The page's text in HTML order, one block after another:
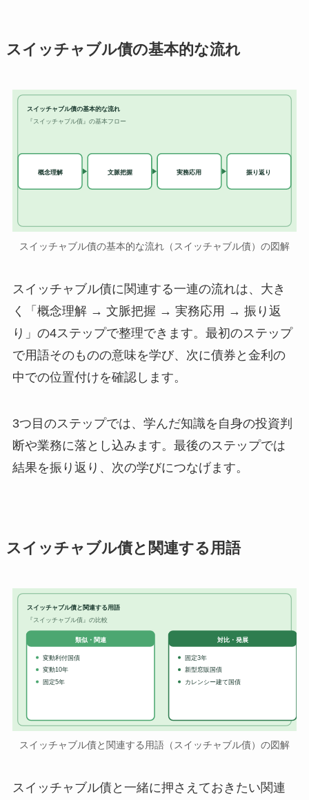
スイッチャブル債の基本的な流れ
スイッチャブル債の基本的な流れ
『スイッチャブル債』の基本フロー
概念理解 文脈把握 実務応用 振り返り
スイッチャブル債の基本的な流れ（スイッチャブル債）の図解
スイッチャブル債に関連する一連の流れは、大き
く「概念理解 → 文脈把握 → 実務応用 → 振り返
り」の4ステップで整理できます。最初のステップ
で用語そのものの意味を学び、次に債券と金利の
中での位置付けを確認します。
3つ目のステップでは、学んだ知識を自身の投資判
断や業務に落とし込みます。最後のステップでは
結果を振り返り、次の学びにつなげます。
スイッチャブル債と関連する用語
スイッチャブル債と関連する用語
『スイッチャブル債』の比較
類似・関連
変動利付国債
変動10年
固定5年
対比・発展
固定3年
新型窓販国債
カレンシー建て国債
スイッチャブル債と関連する用語（スイッチャブル債）の図解
スイッチャブル債と一緒に押さえておきたい関連